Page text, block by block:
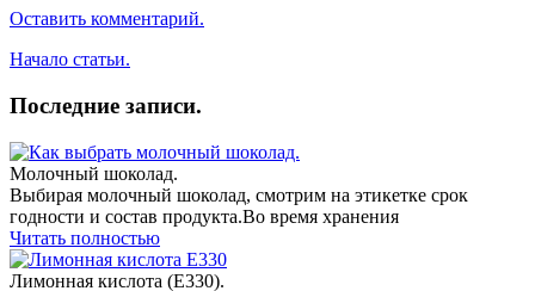
Оставить комментарий.
Начало статьи.
Последние записи.
Молочный шоколад.
Выбирая молочный шоколад, смотрим на этикетке срок
годности и состав продукта.Во время хранения
Читать полностью
Лимонная кислота (E330).